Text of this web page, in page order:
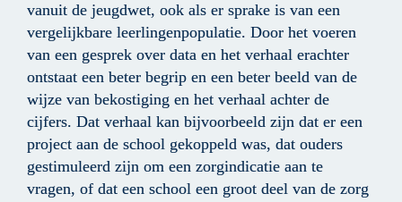
vanuit de jeugdwet, ook als er sprake is van een
vergelijkbare leerlingenpopulatie. Door het voeren
van een gesprek over data en het verhaal erachter
ontstaat een beter begrip en een beter beeld van de
wijze van bekostiging en het verhaal achter de
cijfers. Dat verhaal kan bijvoorbeeld zijn dat er een
project aan de school gekoppeld was, dat ouders
gestimuleerd zijn om een zorgindicatie aan te
vragen, of dat een school een groot deel van de zorg